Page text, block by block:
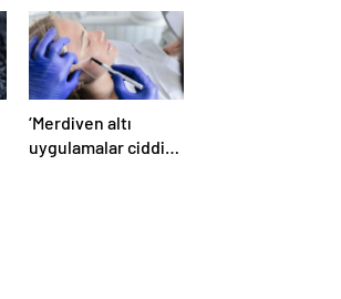
‘Merdiven altı
uygulamalar ciddi